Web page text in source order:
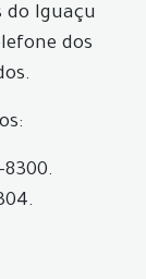
do Iguaçu
dos